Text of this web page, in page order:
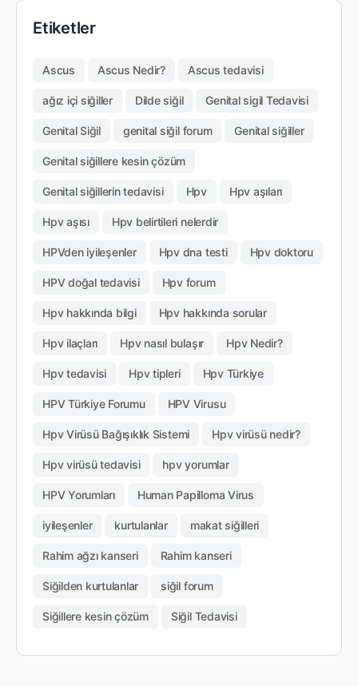
Etiketler
Ascus Ascus Nedir? Ascus tedavisi
ağız içi siğiller Dilde siğil Genital sigil Tedavisi
Genital Siğil genital siğil forum Genital siğiller
Genital siğillere kesin çözüm
Genital siğillerin tedavisi Hpv Hpv aşıları
Hpv aşısı Hpv belirtileri nelerdir
HPVden iyileşenler Hpv dna testi Hpv doktoru
HPV doğal tedavisi Hpv forum
Hpv hakkında bilgi Hpv hakkında sorular
Hpv ilaçları Hpv nasıl bulaşır Hpv Nedir?
Hpv tedavisi Hpv tipleri Hpv Türkiye
HPV Türkiye Forumu HPV Virusu
Hpv Virüsü Bağışıklık Sistemi Hpv virüsü nedir?
Hpv virüsü tedavisi hpv yorumlar
HPV Yorumları Human Papilloma Virus
iyileşenler kurtulanlar makat siğilleri
Rahim ağzı kanseri Rahim kanseri
Siğilden kurtulanlar siğil forum
Siğillere kesin çözüm Siğil Tedavisi